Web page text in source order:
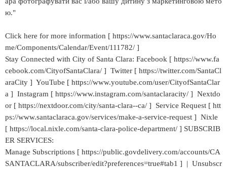
ю."
Click here for more information [ https://www.santaclaraca.gov/Ho
me/Components/Calendar/Event/111782/ ]
Stay Connected with City of Santa Clara: Facebook [ https://www.fa
cebook.com/CityofSantaClara/ ] Twitter [ https://twitter.com/SantaCl
araCity ] YouTube [ https://www.youtube.com/user/CityofSantaClar
a ] Instagram [ https://www.instagram.com/santaclaracity/ ] Nextdo
or [ https://nextdoor.com/city/santa-clara--ca/ ] Service Request [ htt
ps://www.santaclaraca.gov/services/make-a-service-request ] Nixle
[ https://local.nixle.com/santa-clara-police-department/ ] SUBSCRIB
ER SERVICES:
Manage Subscriptions [ https://public.govdelivery.com/accounts/CA
SANTACLARA/subscriber/edit?preferences=true#tab1 ] | Unsubscr